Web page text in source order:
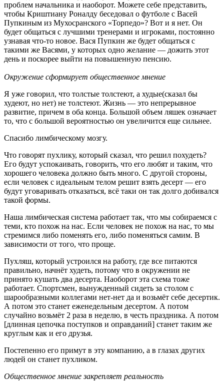
проблем начальника и наоборот. Можете себе представить,
чтобы Криштиану Роналду беседовал о футболе с Васей
Пупкиным из Мухосранского «Торпедо»? Вот и я нет. Он
будет общаться с лучшими тренерами и игроками, постоянно
узнавая что-то новое. Вася Пупкин же будет общаться с
такими же Васями, у которых одно желание — дожить этот
день и поскорее выйти на повышенную пенсию.
Окружение сформирует общественное мнение
Я уже говорил, что толстые толстеют, а худые(сказал бы
худеют, но нет) не толстеют. Жизнь — это непрерывное
развитие, причем в оба конца. Большой объем ляшек означает
то, что с большой вероятностью он увеличится еще сильнее.
Спасибо лимбическому мозгу.
Что говорят пухлику, который сказал, что решил похудеть?
Его будут успокаивать, говорить, что его любят и таким, что
хорошего человека должно быть много. С другой стороны,
если человек с идеальным телом решит взять десерт — его
будут уговаривать отказаться, всё таки он так долго добивался
такой формы.
Наша лимбическая система работает так, что мы собираемся с
теми, кто похож на нас. Если человек не похож на нас, то мы
стремимся либо поменять его, либо поменяться самим. В
зависимости от того, что проще.
Пухляш, который устроился на работу, где все питаются
правильно, начнёт худеть, потому что в окружении не
принято кушать два десерта. Наоборот эта схема тоже
работает. Спортсмен, вынужденный сидеть за столом с
шарообразными коллегами нет-нет да и возьмёт себе десертик.
А потом это станет еженедельным десертом. А потом
случайно возьмёт 2 раза в неделю, в честь праздника. А потом
[длинная цепочка поступков и оправданий] станет таким же
круглым как и его друзья.
Постепенно его примут в эту компанию, а в глазах других
людей он станет пухликом.
Общественное мнение закрепляет реальность